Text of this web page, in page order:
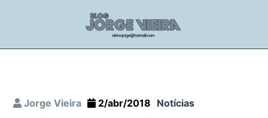
Jorge Vieira 2/abr/2018 Notícias